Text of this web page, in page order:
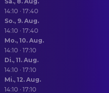
14:10 · 17:40
So., 9. Aug.
14:10 · 17:40
Mo., 10. Aug.
14:10 · 17:10
Di., 11. Aug.
14:10 · 17:10
Mi., 12. Aug.
14:10 · 17:10